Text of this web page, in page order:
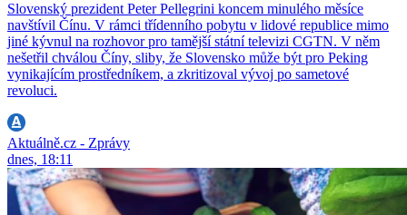
Slovenský prezident Peter Pellegrini koncem minulého měsíce
navštívil Čínu. V rámci třídenního pobytu v lidové republice mimo
jiné kývnul na rozhovor pro tamější státní televizi CGTN. V něm
nešetřil chválou Číny, sliby, že Slovensko může být pro Peking
vynikajícím prostředníkem, a zkritizoval vývoj po sametové
revoluci.
Aktuálně.cz - Zprávy
dnes, 18:11